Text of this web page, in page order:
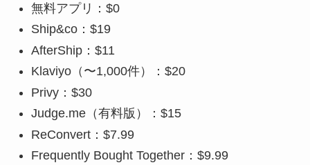
無料アプリ：$0
Ship&co：$19
AfterShip：$11
Klaviyo（〜1,000件）：$20
Privy：$30
Judge.me（有料版）：$15
ReConvert：$7.99
Frequently Bought Together：$9.99